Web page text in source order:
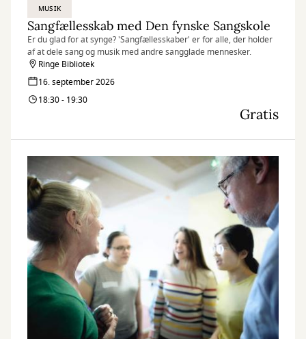
MUSIK
Sangfællesskab med Den fynske Sangskole
Er du glad for at synge? 'Sangfællesskaber' er for alle, der holder
af at dele sang og musik med andre sangglade mennesker.
Ringe Bibliotek
16. september 2026
18:30 - 19:30
Gratis